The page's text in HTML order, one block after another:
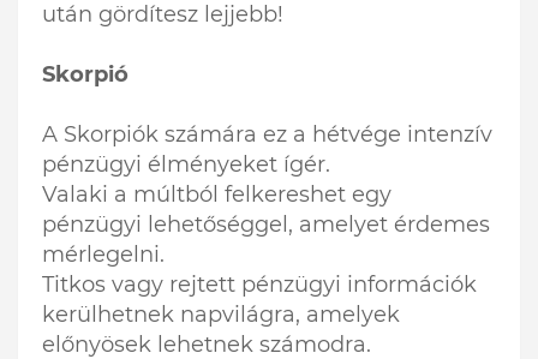
után gördítesz lejjebb!
Skorpió
A Skorpiók számára ez a hétvége intenzív
pénzügyi élményeket ígér.
Valaki a múltból felkereshet egy
pénzügyi lehetőséggel, amelyet érdemes
mérlegelni.
Titkos vagy rejtett pénzügyi információk
kerülhetnek napvilágra, amelyek
előnyösek lehetnek számodra.